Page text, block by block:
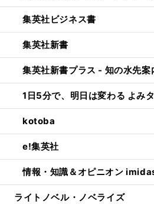
集英社ビジネス書
集英社新書
集英社新書プラス - 知の水先案
1日5分で、明日は変わる よみ
kotoba
e!集英社
情報・知識＆オピニオン
ライトノベル・ノベライズ